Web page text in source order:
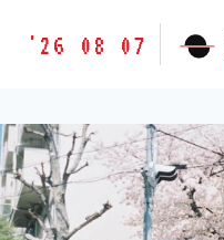
胶
味
道
LETSFILM
'26 08 07